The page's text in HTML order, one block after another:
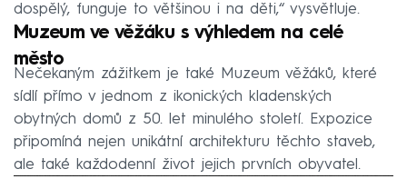
dospělý, funguje to většinou i na děti,“ vysvětluje.
Muzeum ve věžáku s výhledem na celé
město
Nečekaným zážitkem je také Muzeum věžáků, které
sídlí přímo v jednom z ikonických kladenských
obytných domů z 50. let minulého století. Expozice
připomíná nejen unikátní architekturu těchto staveb,
ale také každodenní život jejich prvních obyvatel.